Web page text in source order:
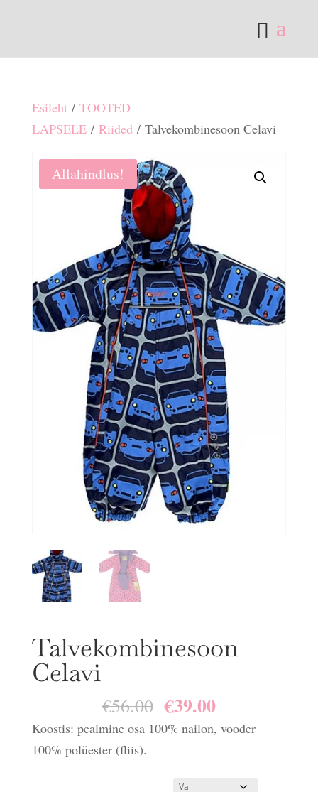
Esileht/ TOOTED
LAPSELE/ Riided/ Talvekombinesoon Celavi
Allahindlus!
Talvekombinesoon
Celavi
€56.00 Algne
hind
€39.00Praegune
hind
Koostis: pealmine osa 100% nailon, vooder
100% polüester (fliis).